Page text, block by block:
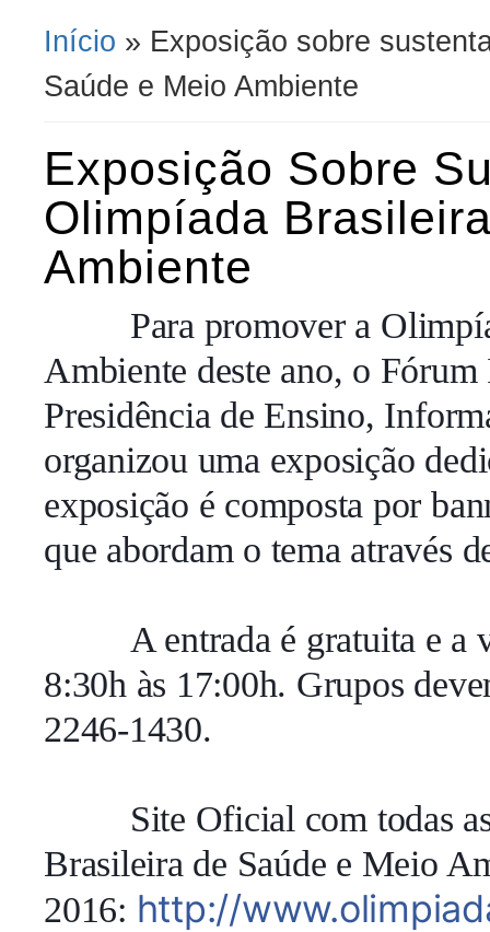
Você Está Aqui
Início » Exposição sobre
Saúde e Meio Ambiente
Exposição Sobre
Olimpíada
Ambiente
Para promover a
Ambiente deste ano, o
Presidência de Ensino,
organizou uma exposição
exposição é composta por
que abordam o tema através
A entrada é gratuita e a
8:30h às 17:00h. Grupos
2246-1430.
Site Oficial com todas
Brasileira de Saúde e Meio
2016: http://